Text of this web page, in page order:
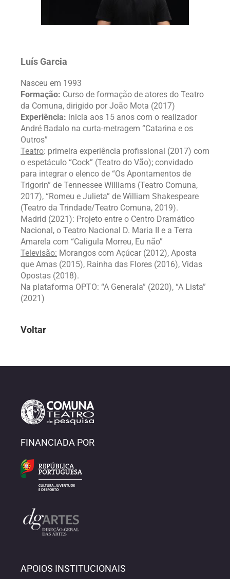
Luís Garcia
Nasceu em 1993
Formação: Curso de formação de atores do Teatro
da Comuna, dirigido por João Mota (2017)
Experiência: inicia aos 15 anos com o realizador
André Badalo na curta-metragem “Catarina e os
Outros”
Teatro: primeira experiência profissional (2017) com
o espetáculo “Cock” (Teatro do Vão); convidado
para integrar o elenco de “Os Apontamentos de
Trigorin” de Tennessee Williams (Teatro Comuna,
2017), “Romeu e Julieta” de William Shakespeare
(Teatro da Trindade/Teatro Comuna, 2019).
Madrid (2021): Projeto entre o Centro Dramático
Nacional, o Teatro Nacional D. Maria II e a Terra
Amarela com “Caligula Morreu, Eu não”
Televisão: Morangos com Açúcar (2012), Aposta
que Amas (2015), Rainha das Flores (2016), Vidas
Opostas (2018).
Na plataforma OPTO: “A Generala” (2020), “A Lista”
(2021)
Voltar
FINANCIADA POR
APOIOS INSTITUCIONAIS